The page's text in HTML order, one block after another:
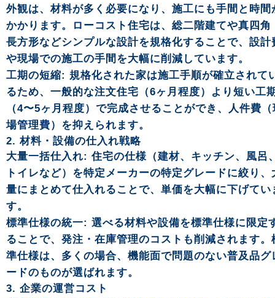
外観は、材料が多く必要になり、施工にも手間と時間
かかります。ローコスト住宅は、総二階建てや真四角
長方形などシンプルな設計を規格化することで、設計
や現場での施工の手間を大幅に削減しています。
工期の短縮: 規格化された家は施工手順が確立されて
るため、一般的な注文住宅（6ヶ月程度）より短い工
（4〜5ヶ月程度）で完成させることができ、人件費（
場管理費）を抑えられます。
2. 材料・設備の仕入れ戦略
大量一括仕入れ: 住宅の仕様（建材、キッチン、風呂
トイレなど）を特定メーカーの特定グレードに絞り、
量にまとめて仕入れることで、単価を大幅に下げてい
す。
標準仕様の統一: 選べる材料や設備を標準仕様に限定
ることで、発注・在庫管理のコストも削減されます。
準仕様は、多くの場合、機能面で問題のない普及品グ
ードのものが選ばれます。
3. 企業の運営コスト